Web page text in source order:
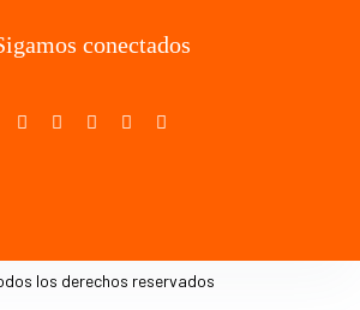
conectados
los derechos reservados